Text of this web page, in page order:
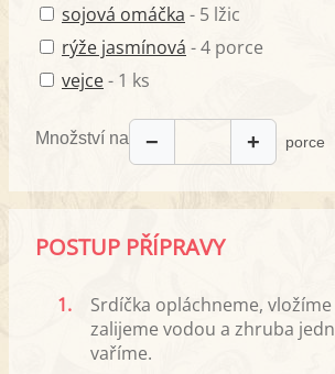
sojová omáčka - 5 lžic
rýže jasmínová - 4 porce
vejce- 1 ks
Množství na − + porce
POSTUP PŘÍPRAVY
1.
Srdíčka opláchneme,
zalijeme vodou a zhruba
vaříme.